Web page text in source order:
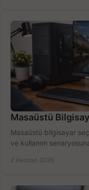
Masaüstü
Masaüstü bilgisayar
ve kullanım
2 Haziran 2026